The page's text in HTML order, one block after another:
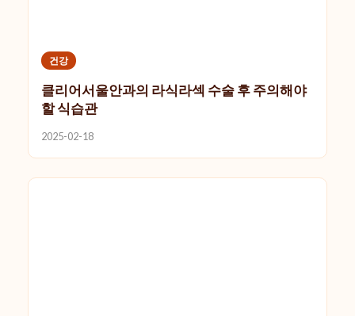
건강
클리어서울안과의 라식라섹 수술 후 주의해야
할 식습관
2025-02-18